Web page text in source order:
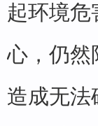
起环境
心，仍然
造成无法